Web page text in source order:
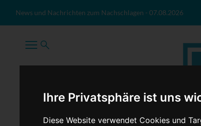
Ihre Privatsphäre ist uns
Diese Website verwendet Cookies und
News und Nachrichten zum Nachschlagen - 07.08.2026